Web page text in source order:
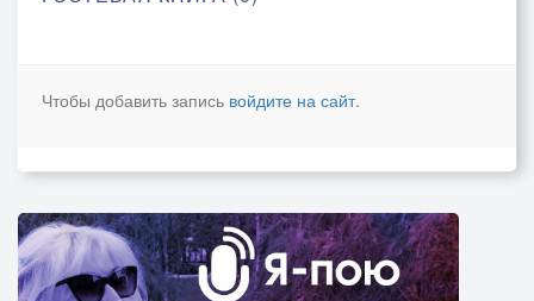
Чтобы добавить запись войдите на сайт.